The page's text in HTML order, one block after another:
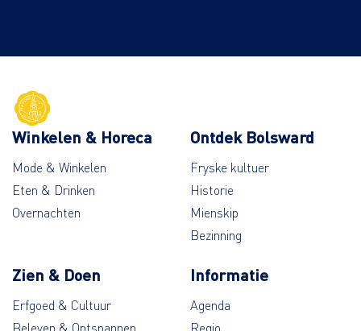
Winkelen & Horeca
Mode & Winkelen
Eten & Drinken
Overnachten
Ontdek Bolsward
Fryske kultuer
Historie
Mienskip
Bezinning
Zien & Doen
Erfgoed & Cultuur
Informatie
Agenda